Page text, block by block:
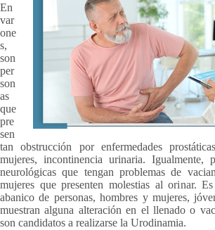
En
var
one
s,
son
per
son
as
que
pre
sen
tan obstrucción por enfermedades
mujeres, incontinencia urinaria. Igualmente,
neurológicas que tengan problemas de
mujeres que presenten molestias al orinar.
abanico de personas, hombres y mujeres,
muestran alguna alteración en el llenado o
son candidatos a realizarse la Urodinamia.